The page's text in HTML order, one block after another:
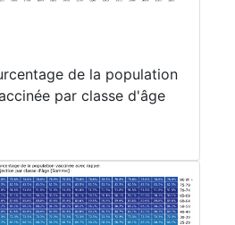
de la population
par classe d'âge